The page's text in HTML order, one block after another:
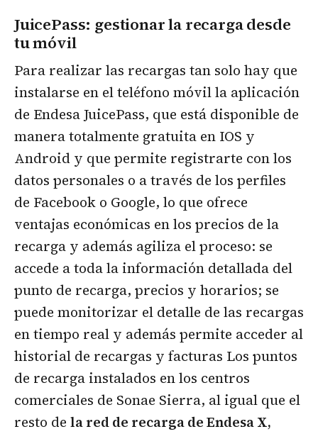
JuicePass: gestionar la recarga desde
tu móvil
Para realizar las recargas tan solo hay que
instalarse en el teléfono móvil la aplicación
de Endesa JuicePass, que está disponible de
manera totalmente gratuita en IOS y
Android y que permite registrarte con los
datos personales o a través de los perfiles
de Facebook o Google, lo que ofrece
ventajas económicas en los precios de la
recarga y además agiliza el proceso: se
accede a toda la información detallada del
punto de recarga, precios y horarios; se
puede monitorizar el detalle de las recargas
en tiempo real y además permite acceder al
historial de recargas y facturas Los puntos
de recarga instalados en los centros
comerciales de Sonae Sierra, al igual que el
resto de la red de recarga de Endesa X,